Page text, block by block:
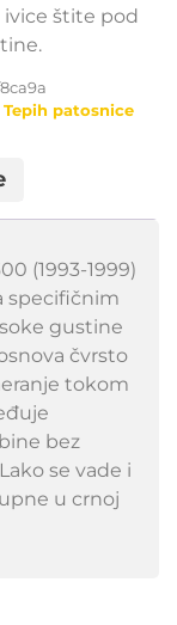
ivice štite pod
Tepih patosnice
(1993-1999)
specifičnim
gustine
čvrsto
tokom
bez
se vade i
u crnoj